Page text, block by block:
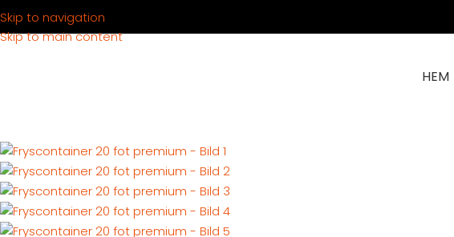
Skip to navigation
Skip to main content
HEM